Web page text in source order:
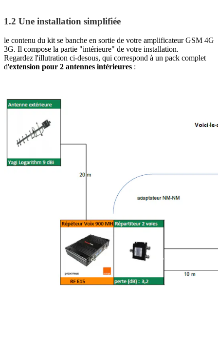
1.2 Une installation simplifiée
le contenu du kit se banche en sortie de votre amplificateur GSM 4G
3G. Il compose la partie "intérieure" de votre installation.
Regardez l'illutration ci-desous, qui correspond à un pack complet
d'extension pour 2 antennes intérieures :